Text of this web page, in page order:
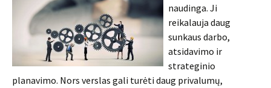
naudinga. Ji
reikalauja daug
sunkaus darbo,
atsidavimo ir
strateginio
planavimo. Nors verslas gali turėti daug privalumų,